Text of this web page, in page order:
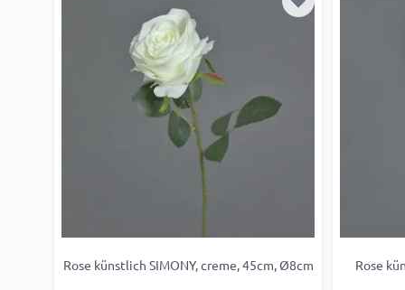
Zur Wunschliste hinzufügen Zur
Rose künstlich SIMONY, creme, 45cm, Ø8cm Rose